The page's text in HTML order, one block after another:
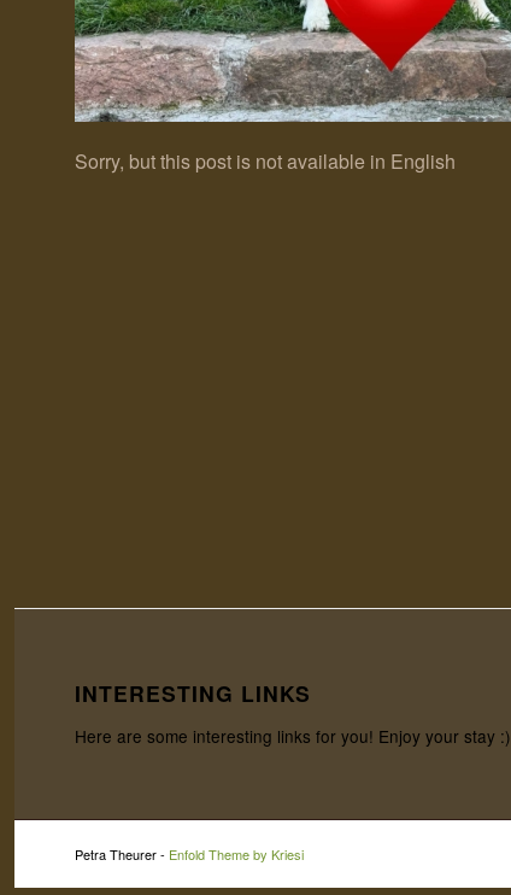
Sorry, but this post is not available in English
INTERESTING LINKS
Here are some interesting links for you! Enjoy your stay :)
Petra Theurer - Enfold Theme by Kriesi